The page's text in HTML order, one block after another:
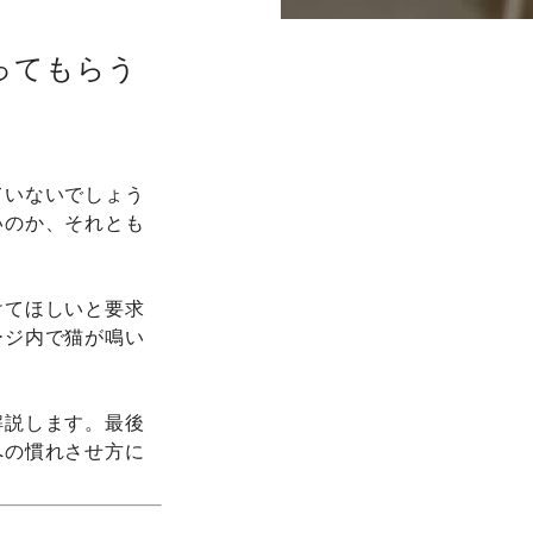
てもらう
ないでしょう
か、それとも
ほしいと要求
内で猫が鳴い
します。最後
慣れさせ方に